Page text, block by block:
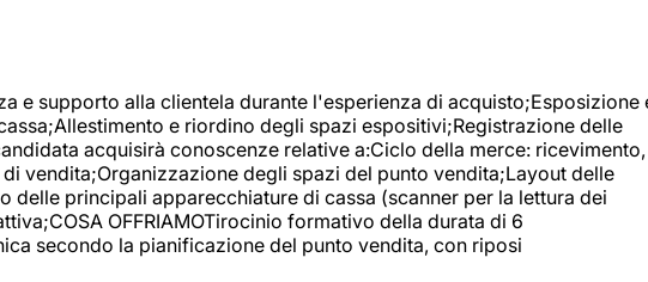
e supporto alla clientela durante l'esperienza di acquisto;Esposizione
e riordino degli spazi espositivi;Registrazione delle
acquisirà conoscenze relative a:Ciclo della merce: ricevimento,
vendita;Organizzazione degli spazi del punto vendita;Layout delle
principali apparecchiature di cassa (scanner per la lettura dei
OFFRIAMOTirocinio formativo della durata di 6
secondo la pianificazione del punto vendita, con riposi